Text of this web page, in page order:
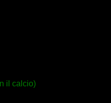
il calcio)